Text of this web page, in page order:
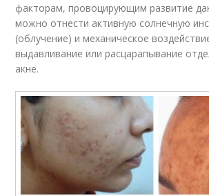
факторам, провоцирующим развитие
можно отнести активную солнечную
(облучение) и механическое
выдавливание или расцарапывание
акне.